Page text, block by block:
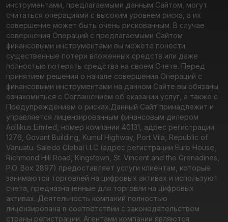
инструментами, предлагаемыми данным Сайтом, могут
считаться операциями с высоким уровнем риска, а их
совершение может быть очень рискованным. В случае
совершения Операций с предлагаемыми Сайтом
финансовыми инструментами вы можете понести
существенные потери вложенных средств или даже
полностью потерять средства на своем Счете. Перед
принятием решения о начале совершения Операций с
финансовыми инструментами на данном Сайте вы обязаны
ознакомиться с Соглашением об оказании услуг, а также с
Предупреждением о рисках.Данный Сайт принадлежит и
управляется лицензированным финансовым дилером
Aollikus Limited, номер компании 40131, адрес регистрации
1276, Govant Building, Kumul Highway, Port Vila, Republic of
Vanuatu. Saledo Global LLC (адрес регистрации Euro House,
Richmond Hill Road, Kingstown, St. Vincent and the Grenadines,
P.O. Box 2897) предоставляет услуги клиентам, которые
занимаются торговлей на цифровых активах и используют
счета, предназначенные для торговли на цифровых
активах. Деятельность компаний полностью
лицензирована в соответствии с законодательством
страны регистрации. Агентами компании являются: